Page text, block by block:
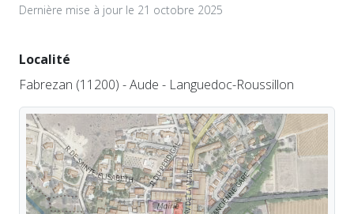
Dernière mise à jour le 21 octobre 2025
Localité
Fabrezan (11200) - Aude - Languedoc-Roussillon